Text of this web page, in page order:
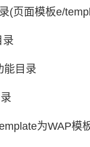
(页面模板e/
录
能目录
为WAP模